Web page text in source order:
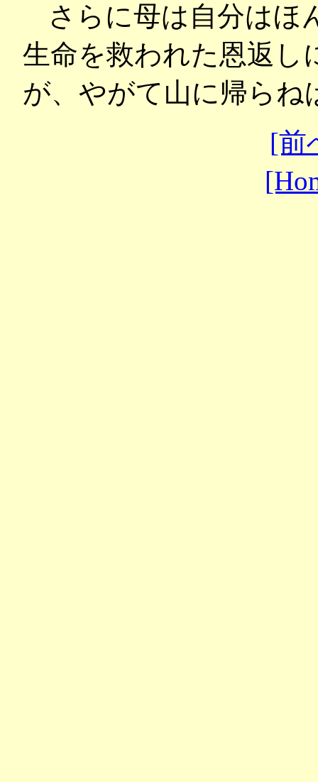
さらに母は自分はほ
生命を救われた恩返し
が、やがて山に帰らね
[前